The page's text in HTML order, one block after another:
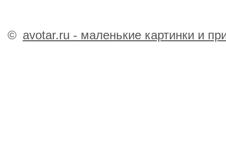
© avotar.ru - маленькие картинки и